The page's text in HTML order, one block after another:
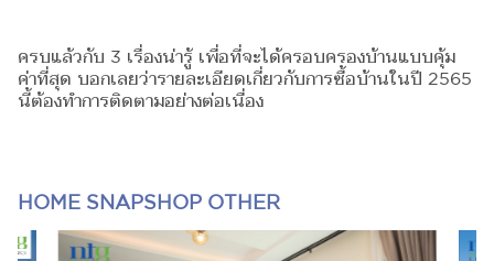
ครบแล้วกับ 3 เรื่องน่ารู้ เพื่อที่จะได้ครอบครองบ้านแบบคุ้ม
ค่าที่สุด บอกเลยว่ารายละเอียดเกี่ยวกับการซื้อบ้านในปี 2565
นี้ต้องทำการติดตามอย่างต่อเนื่อง
HOME SNAPSHOP OTHER